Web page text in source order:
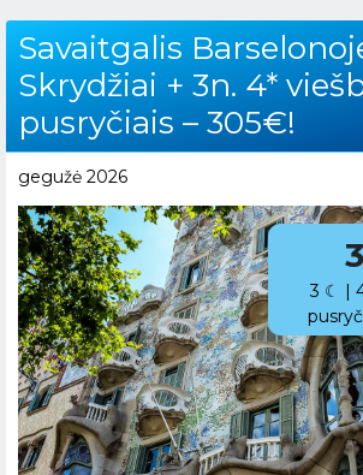
Savaitgalis
Skrydžiai + 3n. 4*
pusryčiais – 305€!
gegužė 2026
3 ☾ |